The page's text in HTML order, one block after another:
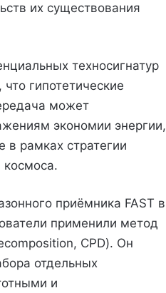
их существования
техносигнатур
гипотетические
может
экономии энергии,
рамках стратегии
космоса.
приёмника FAST в
применили метод
CPD). Он
отдельных
и